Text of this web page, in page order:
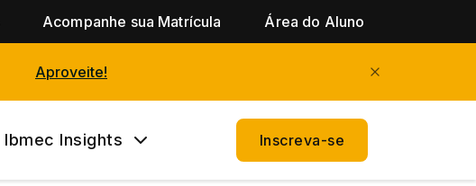
Acompanhe sua Matrícula Área do Aluno
Aproveite!
Ibmec Insights Inscreva-se